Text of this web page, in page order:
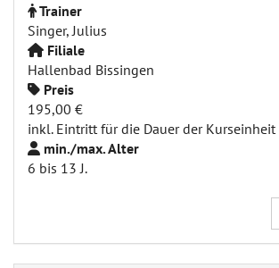
Trainer
Singer, Julius
Filiale
Hallenbad Bissingen
Preis
195,00 €
inkl. Eintritt für die Dauer der Kurseinheit
min./max. Alter
6 bis 13 J.